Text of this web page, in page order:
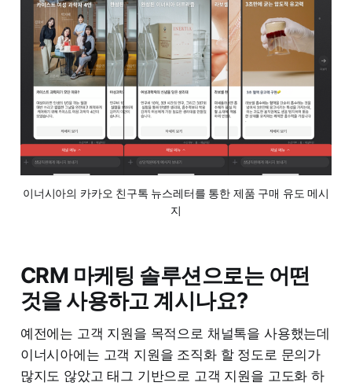
이너시아의 카카오 친구톡 뉴스레터를 통한 제품 구매 유도 메시
지
CRM 마케팅 솔루션으로는 어떤
것을 사용하고 계시나요?
예전에는 고객 지원을 목적으로 채널톡을 사용했는데
이너시아에는 고객 지원을 조직화 할 정도로 문의가
많지도 않았고 태그 기반으로 고객 지원을 고도화 하